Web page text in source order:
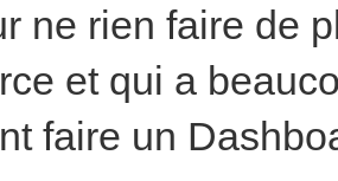
ne rien faire de
et qui a
faire un